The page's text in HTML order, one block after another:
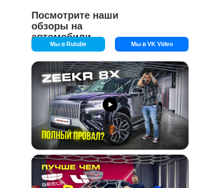
Посмотрите наши
обзоры на
автомобили
Мы в VK Video
Мы в Rutube